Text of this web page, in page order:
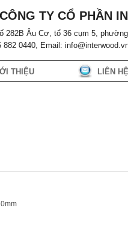
CÔNG TY CỔ PHẦN
282B Âu Cơ, tổ 36 cụm 5,
882 0440, Email:
THIỆU LIÊN HỆ